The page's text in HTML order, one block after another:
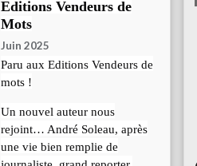
Editions Vendeurs de
Mots
Juin 2025
Paru aux Editions Vendeurs de
mots !
Un nouvel auteur nous
rejoint… André Soleau, après
une vie bien remplie de